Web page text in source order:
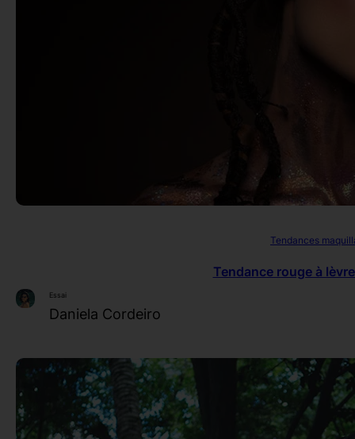
Tendances
Tendance rouge à
Essai
Daniela Cordeiro